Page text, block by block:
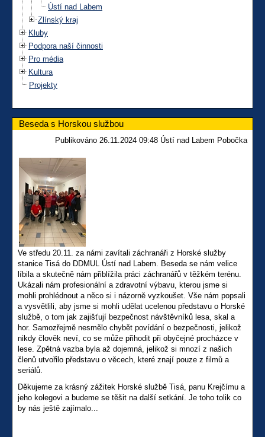
Ústí nad Labem
Zlínský kraj
Kluby
Podpora naší činnosti
Pro média
Kultura
Projekty
Beseda s Horskou službou
Publikováno 26.11.2024 09:48 Ústí nad Labem Pobočka
Ve středu 20.11. za námi zavítali záchranáři z Horské služby
stanice Tisá do DDMUL Ústí nad Labem. Beseda se nám velice
líbila a skutečně nám přiblížila práci záchranářů v těžkém terénu.
Ukázali nám profesionální a zdravotní výbavu, kterou jsme si
mohli prohlédnout a něco si i názorně vyzkoušet. Vše nám popsali
a vysvětlili, aby jsme si mohli udělat ucelenou představu o Horské
službě, o tom jak zajišťují bezpečnost návštěvníků lesa, skal a
hor. Samozřejmě nesmělo chybět povídání o bezpečnosti, jelikož
nikdy člověk neví, co se může přihodit při obyčejné procházce v
lese. Zpětná vazba byla až dojemná, jelikož si mnozí z našich
členů utvořilo představu o věcech, které znají pouze z filmů a
seriálů.
Děkujeme za krásný zážitek Horské službě Tisá, panu Krejčímu a
jeho kolegovi a budeme se těšit na další setkání. Je toho tolik co
by nás ještě zajímalo...